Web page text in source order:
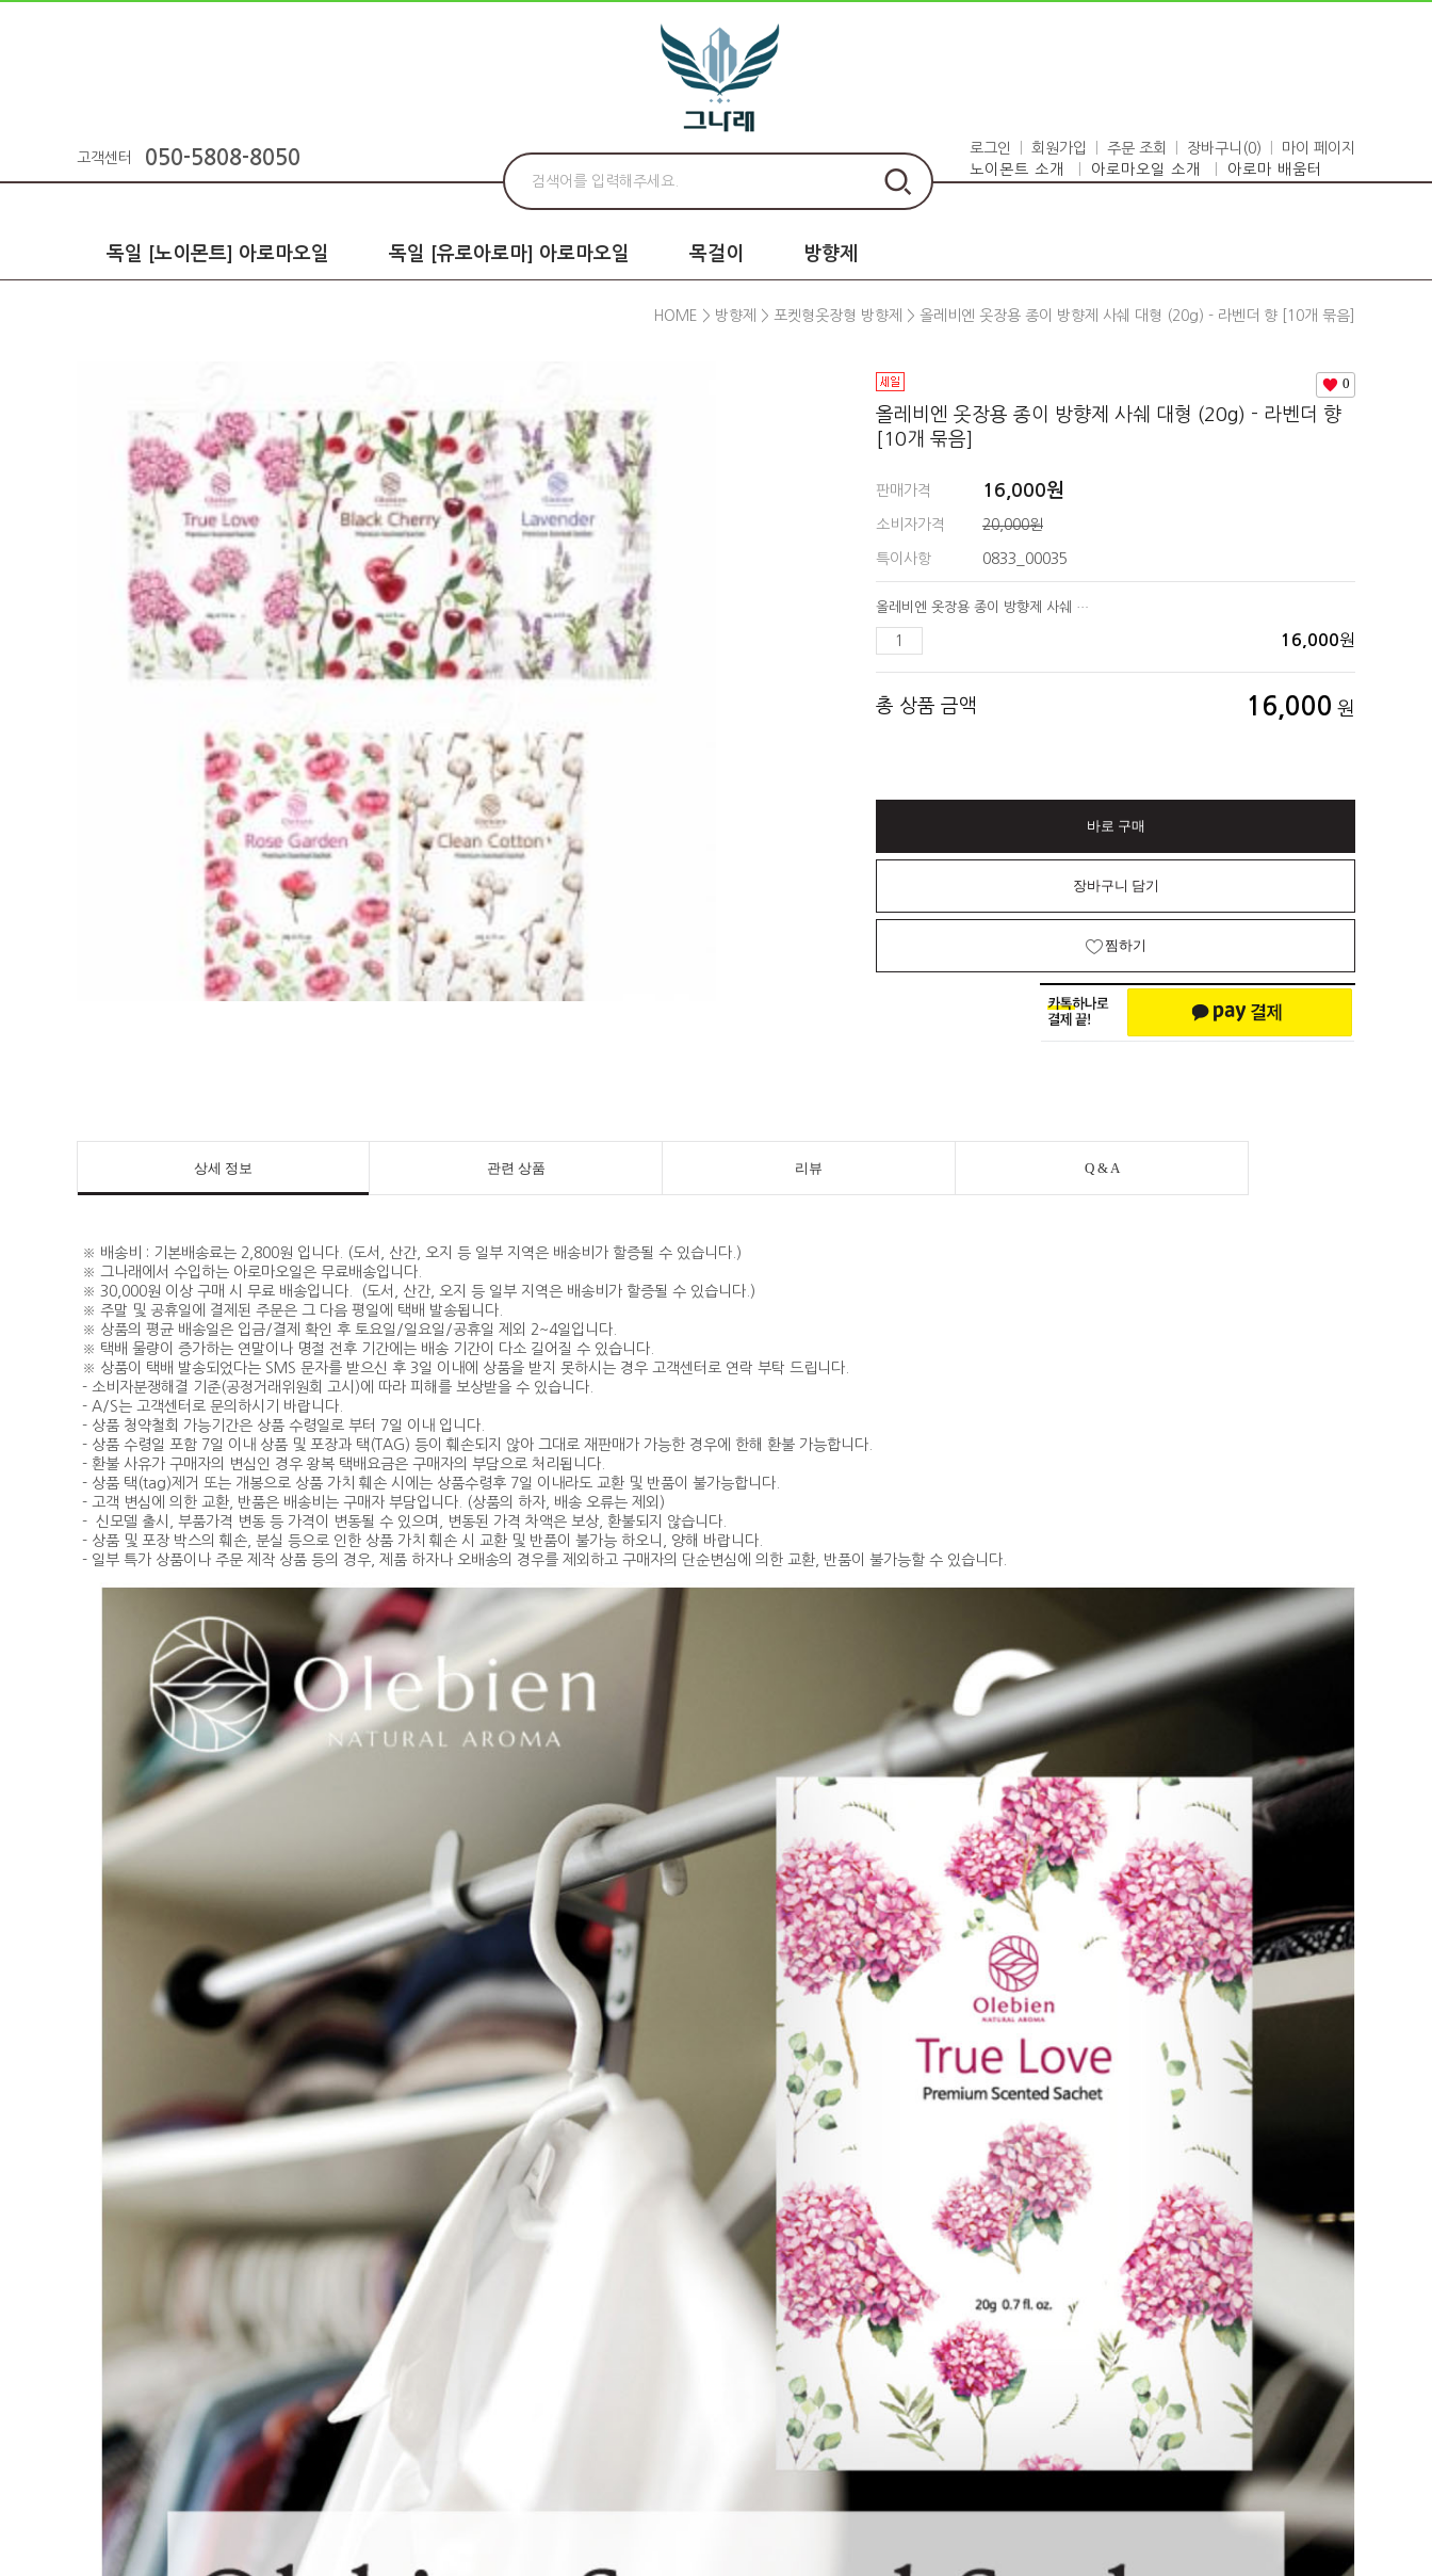
고객센터 050-5808-8050 로그인 회원가입 주문 조회 장바구니(0)
마이 페이지
노이몬트 소개
아로마오일 소개 아로마 배움터
독일 [노이몬트] 아로마오일 독일 [유로아로마] 아로마오일 목걸이 방향제
HOME > 방향제 > 포켓형옷장형 방향제 > 올레비엔 옷장용 종이 방향제 사쉐 대형 (20g) - 라벤더 향 [10개 묶음]
0
올레비엔 옷장용 종이 방향제 사쉐 대형 (20g) - 라벤더 향
[10개 묶음]
판매가격 16,000원
소비자가격 20,000원
특이사항 0833_00035
올레비엔 옷장용 종이 방향제 사쉐 대형 (20g) - 라벤더 향 [10개 묶음]
16,000원
총 상품 금액 16,000 원
바로 구매
장바구니 담기
찜하기
상세 정보 관련 상품 리뷰 Q & A
※ 배송비 : 기본배송료는 2,800원 입니다. (도서, 산간, 오지 등 일부 지역은 배송비가 할증될 수 있습니다.)
※ 그나래에서 수입하는 아로마오일은 무료배송입니다.
※ 30,000원 이상 구매 시 무료 배송입니다. (도서, 산간, 오지 등 일부 지역은 배송비가 할증될 수 있습니다.)
※ 주말 및 공휴일에 결제된 주문은 그 다음 평일에 택배 발송됩니다.
※ 상품의 평균 배송일은 입금/결제 확인 후 토요일/일요일/공휴일 제외 2~4일입니다.
※ 택배 물량이 증가하는 연말이나 명절 전후 기간에는 배송 기간이 다소 길어질 수 있습니다.
※ 상품이 택배 발송되었다는 SMS 문자를 받으신 후 3일 이내에 상품을 받지 못하시는 경우 고객센터로 연락 부탁 드립니다.
- 소비자분쟁해결 기준(공정거래위원회 고시)에 따라 피해를 보상받을 수 있습니다.
- A/S는 고객센터로 문의하시기 바랍니다.
- 상품 청약철회 가능기간은 상품 수령일로 부터 7일 이내 입니다.
- 상품 수령일 포함 7일 이내 상품 및 포장과 택(TAG) 등이 훼손되지 않아 그대로 재판매가 가능한 경우에 한해 환불 가능합니다.
- 환불 사유가 구매자의 변심인 경우 왕복 택배요금은 구매자의 부담으로 처리됩니다.
- 상품 택(tag)제거 또는 개봉으로 상품 가치 훼손 시에는 상품수령후 7일 이내라도 교환 및 반품이 불가능합니다.
- 고객 변심에 의한 교환, 반품은 배송비는 구매자 부담입니다. (상품의 하자, 배송 오류는 제외)
- 신모델 출시, 부품가격 변동 등 가격이 변동될 수 있으며, 변동된 가격 차액은 보상, 환불되지 않습니다.
- 상품 및 포장 박스의 훼손, 분실 등으로 인한 상품 가치 훼손 시 교환 및 반품이 불가능 하오니, 양해 바랍니다.
- 일부 특가 상품이나 주문 제작 상품 등의 경우, 제품 하자나 오배송의 경우를 제외하고 구매자의 단순변심에 의한 교환, 반품이 불가능할 수 있습니다.